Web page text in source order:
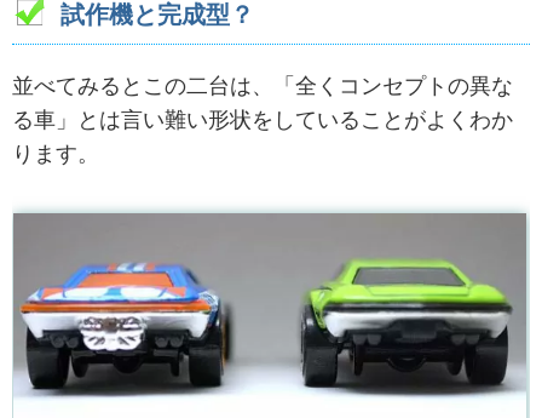
試作機と完成型？
並べてみるとこの二台は、「全くコンセプトの異な
る車」とは言い難い形状をしていることがよくわか
ります。